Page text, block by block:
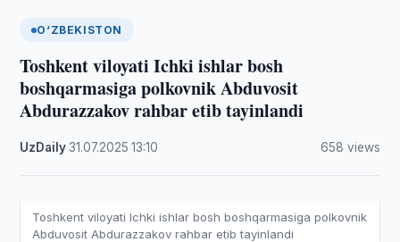
O‘ZBEKISTON
Toshkent viloyati Ichki ishlar bosh
boshqarmasiga polkovnik Abduvosit
Abdurazzakov rahbar etib tayinlandi
UzDaily·31.07.2025 ·13:10 658 views
Toshkent viloyati Ichki ishlar bosh boshqarmasiga polkovnik
Abduvosit Abdurazzakov rahbar etib tayinlandi